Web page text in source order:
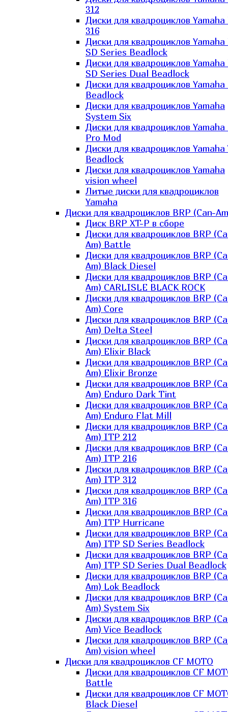
312
Диски для квадроциклов
316
Диски для квадроциклов
SD Series Beadlock
Диски для квадроциклов
SD Series Dual Beadlock
Диски для квадроциклов Yamaha
Beadlock
Диски для квадроциклов Yamaha
System Six
Диски для квадроциклов Yamaha
Pro Mod
Диски для квадроциклов Yamaha
Beadlock
Диски для квадроциклов Yamaha
vision wheel
Литые диски для квадроциклов
Yamaha
Диски для квадроциклов BRP (Can-
Диск BRP XT-P в сборе
Диски для квадроциклов BRP
Am) Battle
Диски для квадроциклов BRP
Am) Black Diesel
Диски для квадроциклов BRP
Am) CARLISLE BLACK ROCK
Диски для квадроциклов BRP
Am) Core
Диски для квадроциклов BRP
Am) Delta Steel
Диски для квадроциклов BRP
Am) Elixir Black
Диски для квадроциклов BRP
Am) Elixir Bronze
Диски для квадроциклов BRP
Am) Enduro Dark Tint
Диски для квадроциклов BRP
Am) Enduro Flat Mill
Диски для квадроциклов BRP
Am) ITP 212
Диски для квадроциклов BRP
Am) ITP 216
Диски для квадроциклов BRP
Am) ITP 312
Диски для квадроциклов BRP
Am) ITP 316
Диски для квадроциклов BRP
Am) ITP Hurricane
Диски для квадроциклов BRP
Am) ITP SD Series Beadlock
Диски для квадроциклов BRP
Am) ITP SD Series Dual Beadlock
Диски для квадроциклов BRP
Am) Lok Beadlock
Диски для квадроциклов BRP
Am) System Six
Диски для квадроциклов BRP
Am) Vice Beadlock
Диски для квадроциклов BRP
Am) vision wheel
Диски для квадроциклов CF MOTO
Диски для квадроциклов CF
Battle
Диски для квадроциклов CF
Black Diesel